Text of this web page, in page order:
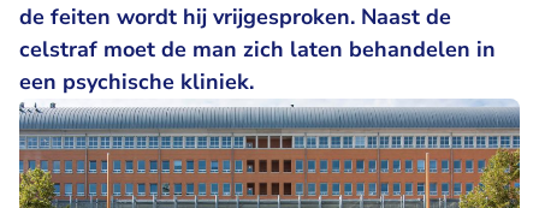
de feiten wordt hij vrijgesproken. Naast de
celstraf moet de man zich laten behandelen in
een psychische kliniek.